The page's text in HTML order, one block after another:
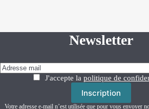
Newsletter
J'accepte la politique de
Votre adresse e-mail n’est utilisée que pour vous envoyer